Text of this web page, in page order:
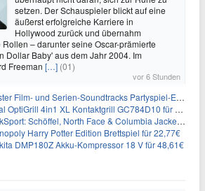
setzen. Der Schauspieler blickt auf eine
äußerst erfolgreiche Karriere in
Hollywood zurück und übernahm
– darunter seine Oscar-prämierte
Dollar Baby' aus dem Jahr 2004. Im
Freeman […] (01)
vor 6 Stunden
Film- und Serien-Soundtracks Partyspiel-Erweiterung für 6,99€
OptiGrill 4in1 XL Kontaktgrill GC784D10 für 239,99€
Schöffel, North Face & Columbia Jacken ab 39,60€
Harry Potter Edition Brettspiel für 22,77€
DMP180Z Akku-Kompressor 18 V für 48,61€